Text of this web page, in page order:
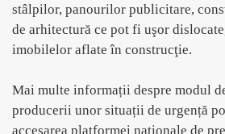
stâlpilor, panourilor publicitare,
de arhitectură ce pot fi uşor
imobilelor aflate în construcţie.
Mai multe informații despre modul
producerii unor situații de urgență
accesarea platformei naționale de